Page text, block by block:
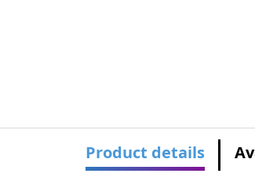
Product details